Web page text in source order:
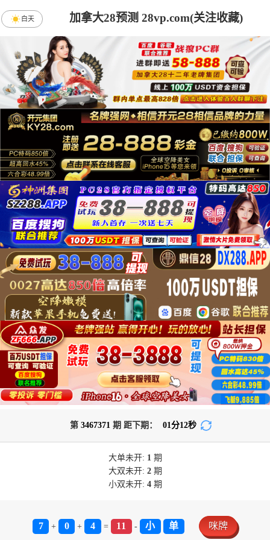
加拿大28预测 28vp.com(关注收藏)
白天
第 3467371 期 距下期： 01 分12秒
大单未开: 1 期
大双未开: 2期
小双未开: 4期
7 + 0 + 4 = 11 - 小 单 咪牌